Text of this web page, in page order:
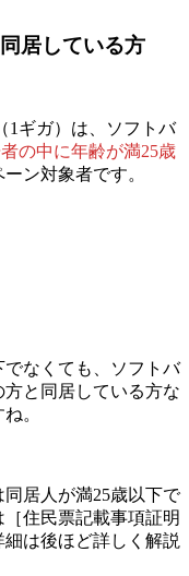
居している方
1ギガ）は、ソフトバ
の中に年齢が満25歳
ン対象者です。
でなくても、ソフトバ
と同居している方な
。
居人が満25歳以下で
住民票記載事項証明
は後ほど詳しく解説